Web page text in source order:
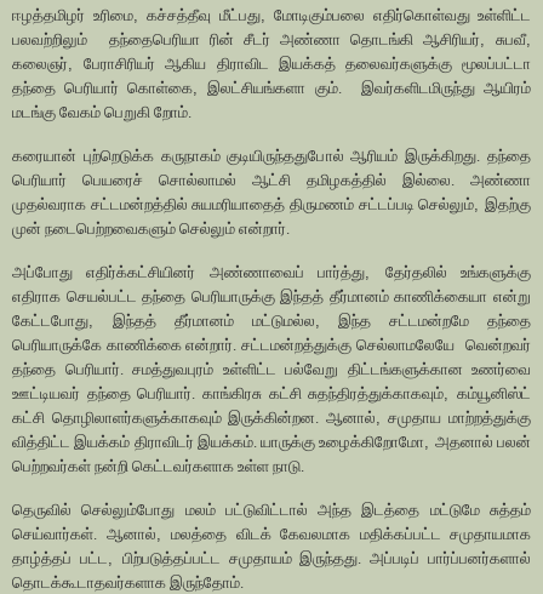
ஈழத்தமிழர் உரிமை, கச்சத்தீவு மீட்பது, மோடிகும்பலை எதிர்கொள்வது உள்ளிட்ட
பலவற்றிலும்
தந்தைபெரியா ரின் சீடர் அண்ணா தொடங்கி ஆசிரியர் சுபவீ,
கலைஞர் ,பேராசிரியர் ஆகிய திராவிட இயக்கத் தலைவர்களுக்கு மூலப்பட்டா
தந்தை பெரியார் கொள்கை ,இலட்சியங்களா கும்.
இவர்களிடமிருந்து ஆயிரம்
மடங்கு வேகம் பெறுகி றோம்.
கரையான் புற்றெடுக்க கருநாகம் குடியிருந்ததுபோல் ஆரியம் இருக்கிறது. தந்தை
பெரியார் பெயரைச் சொல்லாமல் ஆட்சி தமிழகத்தில் இல்லை. அண்ணா
முதல்வராக சட்டமன்றத்தில் சுயமரியாதைத் திருமணம் சட்டப்படி செல்லும் ,இதற்கு
முன் நடைபெற்றவைகளும் செல்லும் என்றார்.
அப்போது எதிர்க்கட்சியினர் அண்ணாவைப் பார்த்து
தேர்தலில் உங்களுக்கு
எதிராக செயல்பட்ட தந்தை பெரியாருக்கு இந்தத் தீர்மானம் காணிக்கையா என்று
கேட்டபோது
இந்தத் தீர்மானம் மட்டுமல்ல ,இந்த சட்டமன்றமே தந்தை
பெரியாருக்கே காணிக்கை என்றார். சட்டமன்றத்துக்கு செல்லாமலேயே
வென்றவர்
தந்தை பெரியார். சமத்துவபுரம் உள்ளிட்ட பல்வேறு திட்டங்களுக்கான உணர்வை
ஊட்டியவர் தந்தை பெரியார். காங்கிரசு கட்சி சுதந்திரத்துக்காகவும் ,கம்யூனிஸ்ட்
கட்சி தொழிலாளர்களுக்காகவும் இருக்கின்றன. ஆனால் ,சமுதாய மாற்றத்துக்கு
வித்திட்ட இயக்கம் திராவிடர் இயக்கம். யாருக்கு உழைக்கிறோமோ
அதனால் பலன்
பெற்றவர்கள் நன்றி கெட்டவர்களாக உள்ள நாடு.
தெருவில் செல்லும்போது மலம் பட்டுவிட்டால் அந்த இடத்தை மட்டுமே சுத்தம்
செய்வார்கள். ஆனால்
மலத்தை விடக் கேவலமாக மதிக்கப்பட்ட சமுதாயமாக
தாழ்த்தப் பட்ட
பிற்படுத்தப்பட்ட சமுதாயம் இருந்தது. அப்படிப் பார்ப்பனர்களால்
தொடக்கூடாதவர்களாக இருந்தோம்.